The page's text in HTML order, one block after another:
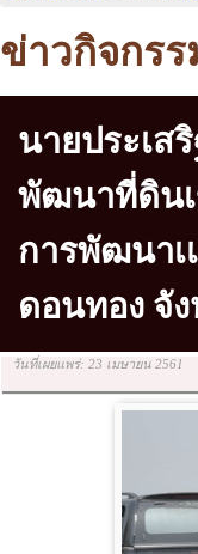
ข่าวกิจกรร
นายประเส
พัฒนาที่ดินเ
การพัฒนาเ
ดอนทอง จั
วันที่เผยแพร่: 23 เมษายน 2561